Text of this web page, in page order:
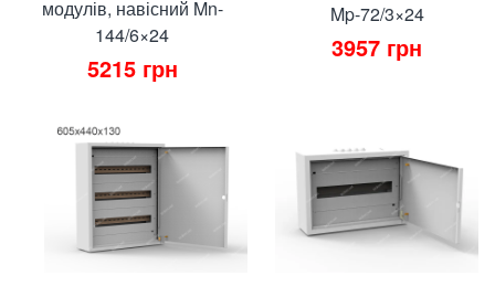
модулів, навісний Mn-
144/6×24
5215 грн
Mp-72/3×24
3957 грн